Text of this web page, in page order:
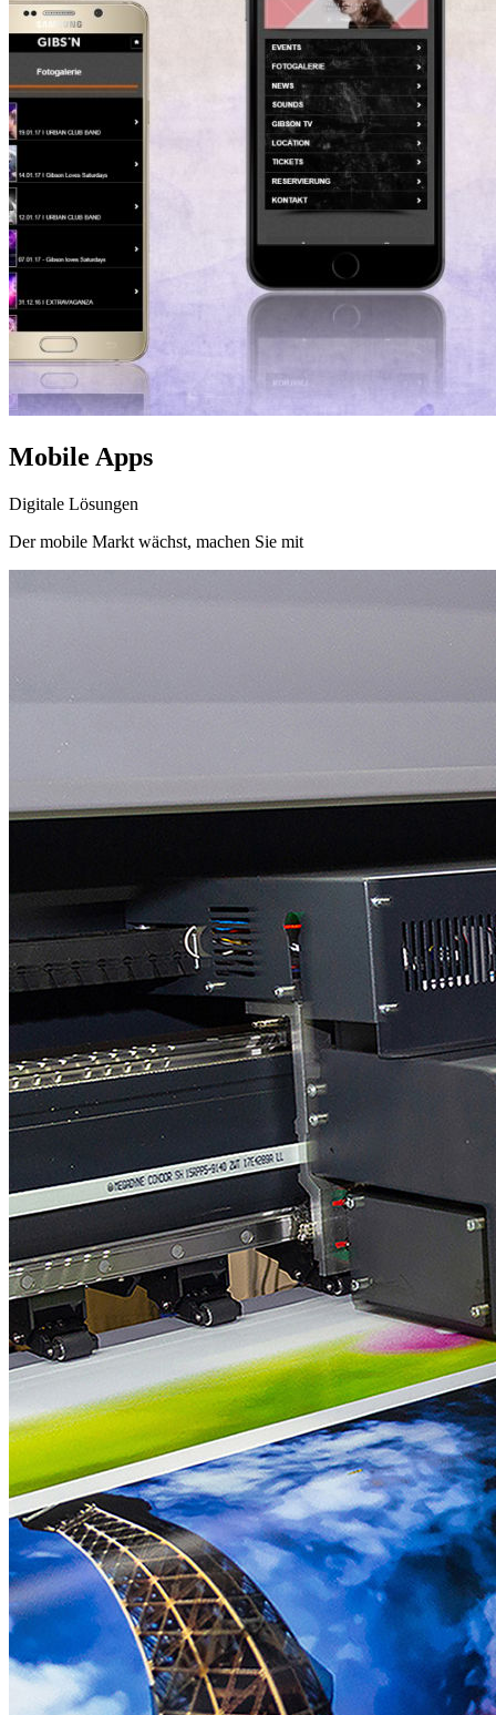
Mobile Apps
Digitale Lösungen
Der mobile Markt wächst, machen Sie mit